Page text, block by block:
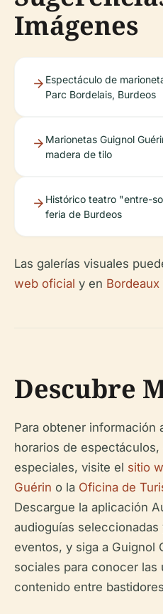
Imágenes
Espectáculo de
Parc Bordelais, Burdeos
Marionetas Guignol
madera de tilo
Histórico teatro "entre-
feria de Burdeos
Las galerías visuales
web oficial y en
Descubre
Para obtener información
horarios de
especiales, visite el sitio
Guérin o la Oficina de
Descargue la aplicación
audioguías
eventos, y siga a Guignol
sociales para conocer las
contenido entre